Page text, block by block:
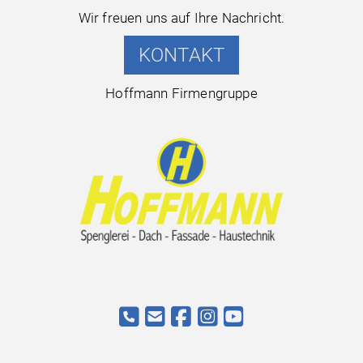
Wir freuen uns auf Ihre Nachricht.
KONTAKT
Hoffmann Firmengruppe